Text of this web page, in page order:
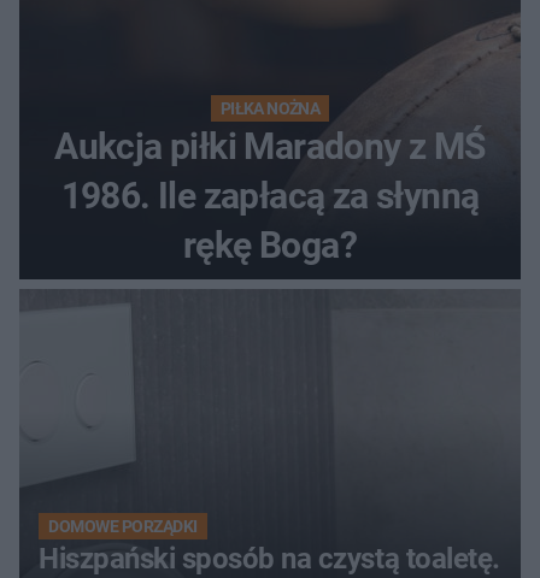
PIŁKA NOŻNA
Aukcja piłki Maradony z MŚ
1986. Ile zapłacą za słynną
rękę Boga?
DOMOWE PORZĄDKI
Hiszpański sposób na czystą toaletę.